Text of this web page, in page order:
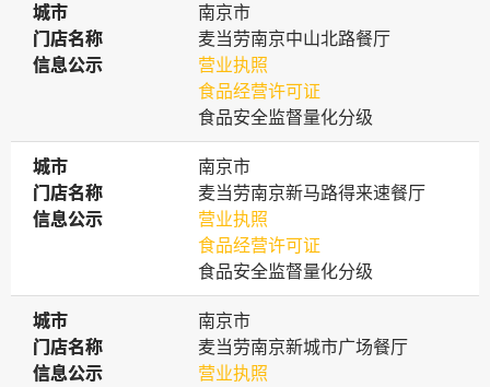
城市
城市
南京市
门店名称
门店名称
麦当劳南京中山北路餐厅
信息公示
信息公示
营业执照
食品经营许可证
食品安全监督量化分级
城市
城市
南京市
门店名称
门店名称
麦当劳南京新马路得来速餐厅
信息公示
信息公示
营业执照
食品经营许可证
食品安全监督量化分级
城市
城市
南京市
门店名称
门店名称
麦当劳南京新城市广场餐厅
信息公示
信息公示
营业执照